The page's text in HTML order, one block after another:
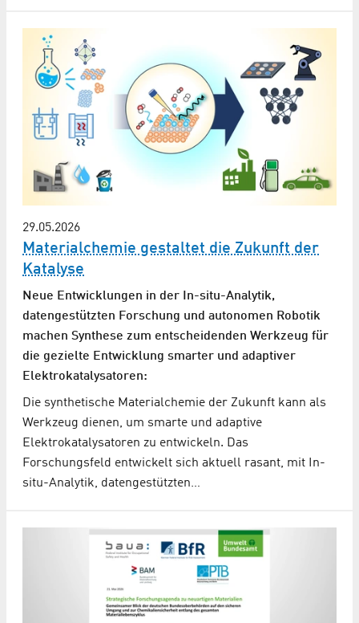
29.05.2026
Materialchemie gestaltet die Zukunft der
Katalyse
Neue Entwicklungen in der In-situ-Analytik,
datengestützten Forschung und autonomen Robotik
machen Synthese zum entscheidenden Werkzeug für
die gezielte Entwicklung smarter und adaptiver
Elektrokatalysatoren:
Die synthetische Materialchemie der Zukunft kann als
Werkzeug dienen, um smarte und adaptive
Elektrokatalysatoren zu entwickeln. Das
Forschungsfeld entwickelt sich aktuell rasant, mit In-
situ-Analytik, datengestützten…